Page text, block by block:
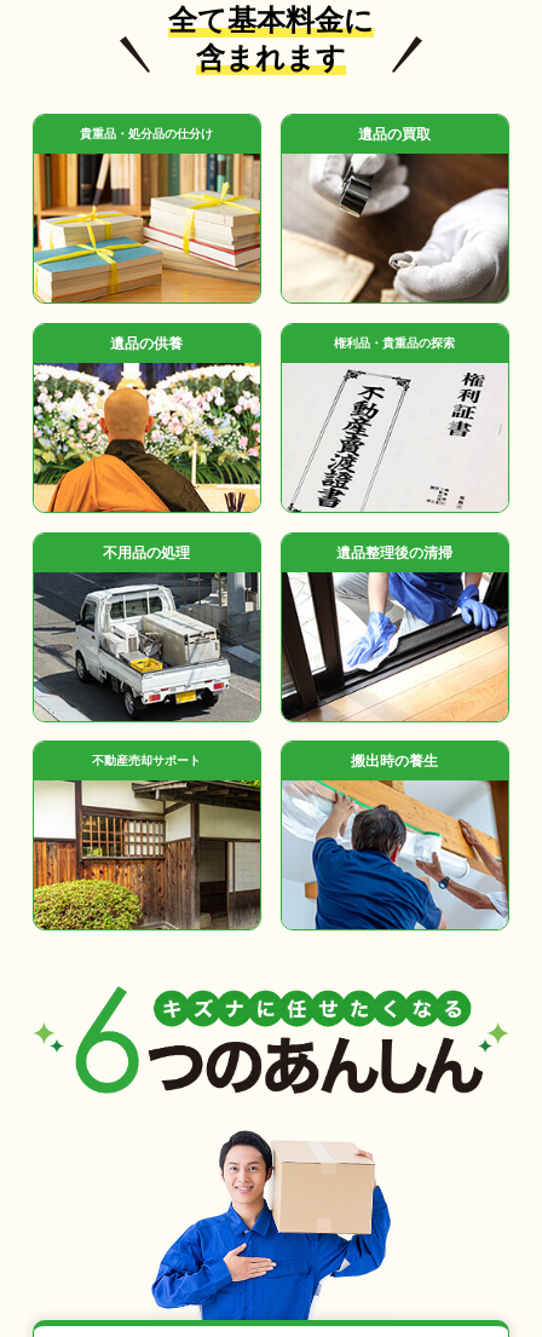
全て基本料金に
含まれます
貴重品・処分品の仕分け 遺品の買取
遺品の供養 権利品・貴重品の探索
不用品の処理 遺品整理後の清掃
不動産売却サポート 搬出時の養生